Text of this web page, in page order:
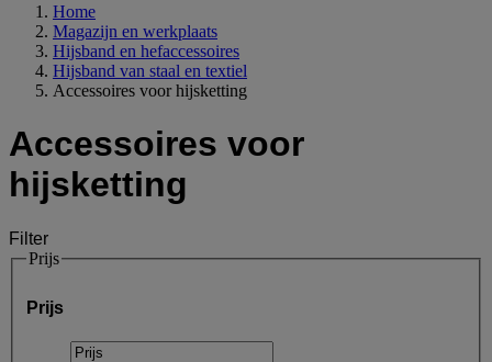
Home
Magazijn en werkplaats
Hijsband en hefaccessoires
Hijsband van staal en textiel
Accessoires voor hijsketting
Accessoires voor
hijsketting
Filter
Prijs
Prijs